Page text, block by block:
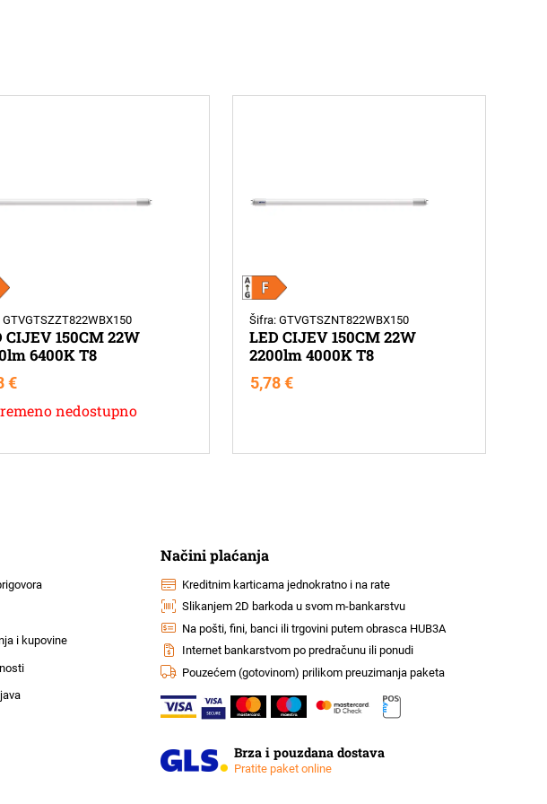
CIJEV 150CM 22W
6400K T8
€
nedostupno
Šifra: GTVGTSZNT822WBX150
LED CIJEV 150CM 22W
2200lm 4000K T8
5,78€
i kupovine
Načini plaćanja
Kreditnim karticama jednokratno i na rate
Slikanjem 2D barkoda u svom m-bankarstvu
Na pošti, fini, banci ili trgovini putem obrasca HUB3A
Internet bankarstvom po predračunu ili ponudi
Pouzećem (gotovinom) prilikom preuzimanja paketa
Brza i pouzdana dostava
Pratite paket online